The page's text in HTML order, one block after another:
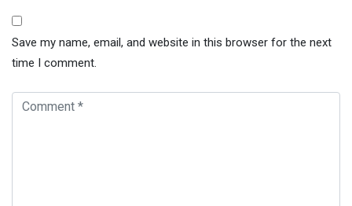
Save my name, email, and website in this browser for the next
time I comment.